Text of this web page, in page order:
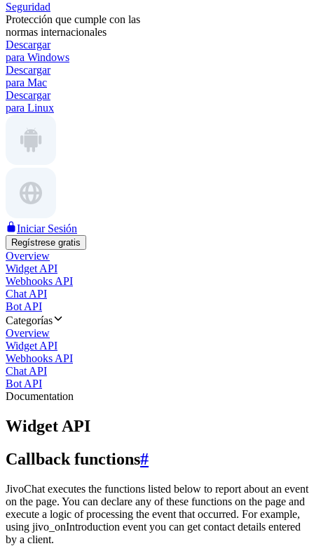
Seguridad
Protección que cumple con las
normas internacionales
Descargar
para Windows
Descargar
para Mac
Descargar
para Linux
Iniciar Sesión
Regístrese gratis
Overview
Widget API
Webhooks API
Chat API
Bot API
Categorías
Overview
Widget API
Webhooks API
Chat API
Bot API
Documentation
Widget API
Callback functions#
JivoChat executes the functions listed below to report about an event
on the page. You can declare any of these functions on the page and
execute a logic of processing the event that occurred. For example,
using jivo_onIntroduction event you can get contact details entered
by a client.